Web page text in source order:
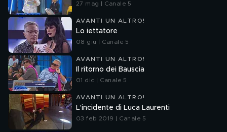
27 mag | Canale 5
AVANTI UN ALTRO!
Lo iettatore
08 giu | Canale 5
AVANTI UN ALTRO!
Il ritorno dei Bauscia
01 dic | Canale 5
AVANTI UN ALTRO!
L'incidente di Luca Laurenti
03 feb 2019 | Canale 5